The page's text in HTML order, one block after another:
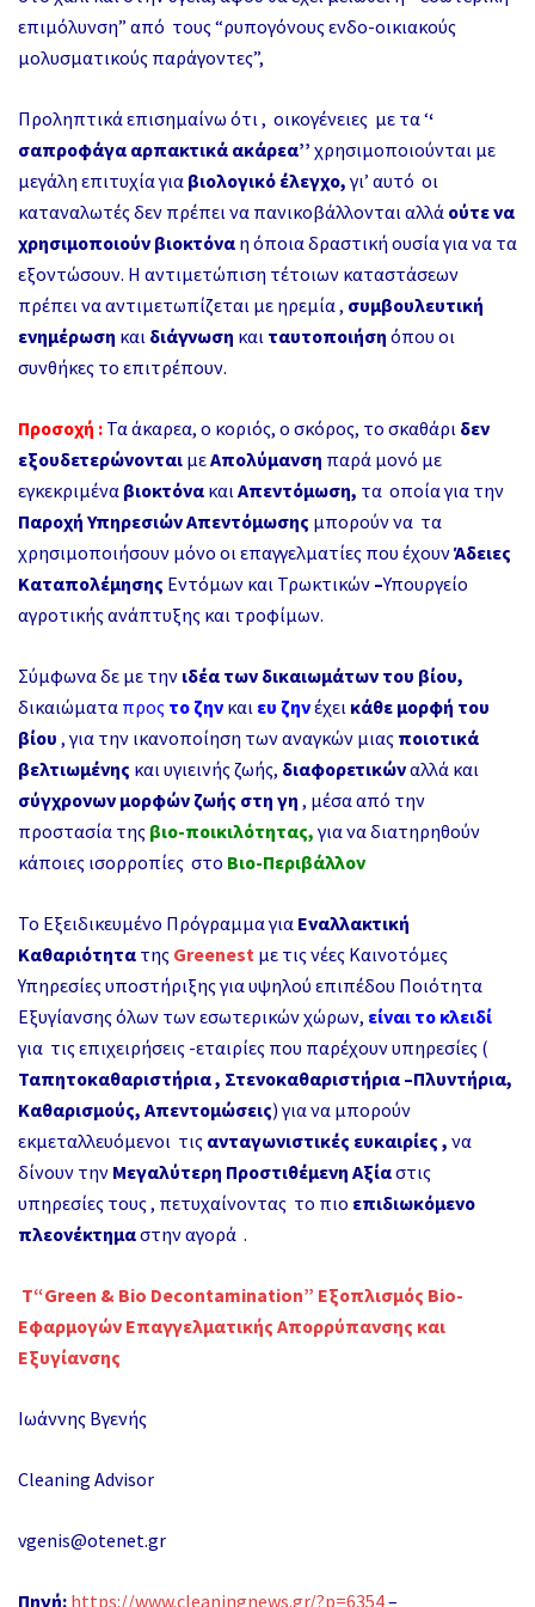
επιμόλυνση” από τους“ρυπογόνους ενδο-οικιακούς
μολυσματικούς παράγοντες”,
Προληπτικά επισημαίνω ότι , οικογένειες με τα ‘‘
σαπροφάγα αρπακτικά ακάρεα’’ χρησιμοποιούνται με
μεγάλη επιτυχία για βιολογικό έλεγχο,γι’ αυτό οι
καταναλωτές δεν πρέπει να πανικοβάλλονται αλλά ούτε να
χρησιμοποιούν βιοκτόνα η όποια δραστική ουσία για να τα
εξοντώσουν. Η αντιμετώπιση τέτοιων καταστάσεων
πρέπει να αντιμετωπίζεται με ηρεμία , συμβουλευτική
ενημέρωση και διάγνωση και ταυτοποιήση όπου οι
συνθήκες το επιτρέπουν.
Προσοχή : Τα άκαρεα, ο κοριός, ο σκόρος, το σκαθάρι δεν
εξουδετερώνονται μεΑπολύμανση παρά μονό με
εγκεκριμένα βιοκτόνα καιΑπεντόμωση, τα οποία για την
Παροχή ΥπηρεσιώνΑπεντόμωσης μπορούν να τα
χρησιμοποιήσουν μόνο οι επαγγελματίες που έχουνΆδειες
Καταπολέμησης Εντόμων και Τρωκτικών –Υπουργείο
αγροτικής ανάπτυξης και τροφίμων.
Σύμφωνα δε με την ιδέα των δικαιωμάτων του βίου,
δικαιώματα προς το ζην και ευ ζηνέχεικάθε μορφή του
βίου , για την ικανοποίηση των αναγκών μιας ποιοτικά
βελτιωμένης και υγιεινής ζωής, διαφορετικώναλλά και
σύγχρονων μορφών ζωής στη γη , μέσα από την
προστασία της βιο-ποικιλότητας,για να διατηρηθούν
κάποιες ισορροπίες στο Βιο-Περιβάλλον
Το Εξειδικευμένο Πρόγραμμα για Εναλλακτική
Καθαριότητα της Greenest με τις νέες Καινοτόμες
Υπηρεσίες υποστήριξηςγια υψηλού επιπέδου Ποιότητα
Εξυγίανσης όλων των εσωτερικών χώρων, είναι το κλειδί
για τις επιχειρήσεις -εταιρίες που παρέχουν υπηρεσίες (
Ταπητοκαθαριστήρια , Στενοκαθαριστήρια –Πλυντήρια,
Καθαρισμούς, Απεντομώσεις) για να μπορούν
εκμεταλλευόμενοι τις ανταγωνιστικές ευκαιρίες , να
δίνουν την Μεγαλύτερη Προστιθέμενη Αξίαστις
υπηρεσίες τους , πετυχαίνοντας το πιο επιδιωκόμενο
πλεονέκτημαστην αγορά .
T“Green & Bio Decontamination” Εξοπλισμός Bio-
Εφαρμογών Επαγγελματικής Απορρύπανσης και
Εξυγίανσης
Ιωάννης Βγενής
Cleaning Advisor
vgenis@otenet.gr
Πηγή: https://www.cleaningnews.gr/?p=6354–